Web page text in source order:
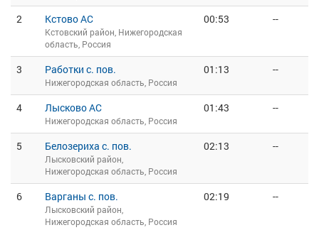
2 Кстово АС
Кстовский район, Нижегородская
область, Россия
00:53 --
3 Работки с. пов.
Нижегородская область, Россия
01:13 --
4 Лысково АС
Нижегородская область, Россия
01:43 --
5 Белозериха с. пов.
Лысковский район,
Нижегородская область, Россия
02:13 --
6 Варганы с. пов.
Лысковский район,
Нижегородская область, Россия
02:19 --